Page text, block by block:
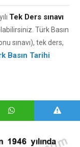
Tek Ders sınavı
Türk Basın
sınavı), tek ders,
Basın Tarihi